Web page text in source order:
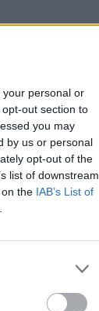
personal or
out section to
you may
by us or personal
opt-out of the
list of downstream
the IAB’s List of